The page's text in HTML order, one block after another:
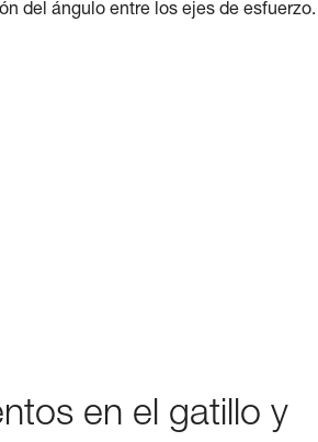
del ángulo entre los ejes de esfuerzo.
en el gatillo y